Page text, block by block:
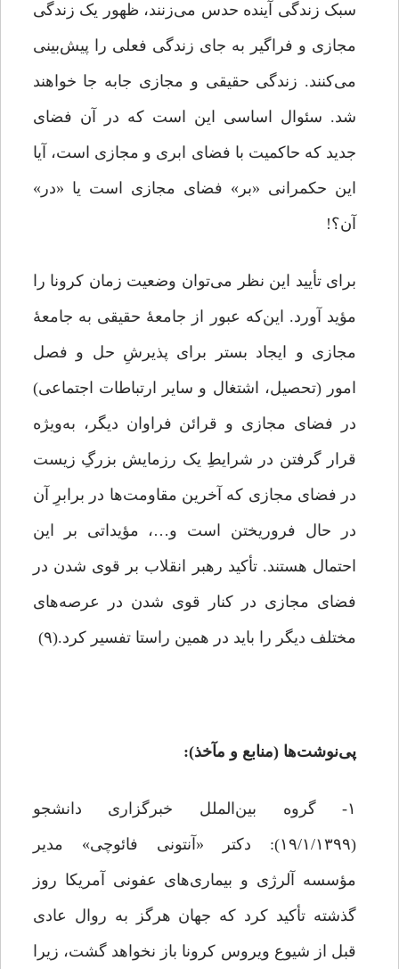
سبک زندگی آینده حدس می‌زنند، ظهور یک زندگی
مجازی و فراگیر به‌ جای زندگی فعلی را پیش‌بینی
می‌کنند. زندگی حقیقی و مجازی جابه جا خواهند
شد. سئوال اساسی این است که در آن فضای
جدید که حاکمیت با فضای ابری و مجازی است، آیا
این حکمرانی «بر» فضای مجازی است یا «در»
آن؟!
برای تأیید این نظر می‌توان وضعیت زمان کرونا را
مؤید آورد. این‌که عبور از جامعۀ حقیقی به جامعۀ
مجازی و ایجاد بستر برای پذیرشِ حل ‌و ‌فصل
امور (تحصیل، اشتغال و سایر ارتباطات اجتماعی)
در فضای مجازی و قرائن فراوان دیگر، به‌‌ویژه
قرار گرفتن در شرایطِ یک رزمایش بزرگِ زیست
در فضای مجازی که آخرین مقاومت‌ها در برابرِ آن
در حال فروریختن است و…، مؤیداتی بر این
احتمال هستند. تأکید رهبر انقلاب بر قوی شدن در
فضای مجازی در کنار قوی شدن‌ در عرصه‌های
مختلف دیگر را باید در همین راستا تفسیر کرد.(۹)
پی‌نوشت‌ها (منابع و مآخذ):
۱- گروه بین‌الملل خبرگزاری دانشجو
(۱۹/۱/۱۳۹۹): دکتر «آنتونی فائوچی» مدیر
مؤسسه آلرژی و بیماری‌های عفونی آمریکا روز
گذشته تأکید کرد که جهان هرگز به روال عادی
قبل از شیوع ویروس کرونا باز نخواهد گشت، زیرا